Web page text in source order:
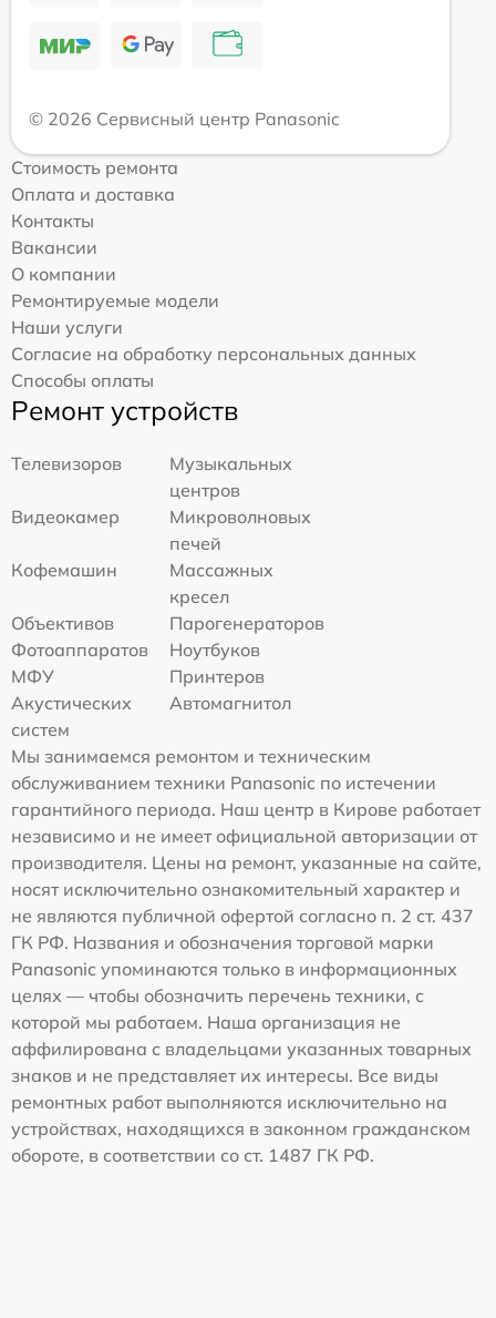
© 2026 Сервисный центр Panasonic
Стоимость ремонта
Оплата и доставка
Контакты
Вакансии
О компании
Ремонтируемые модели
Наши услуги
Согласие на обработку персональных данных
Способы оплаты
Ремонт устройств
Телевизоров
Музыкальных
центров
Видеокамер
Микроволновых
печей
Кофемашин
Массажных
кресел
Объективов
Парогенераторов
Фотоаппаратов
Ноутбуков
МФУ
Принтеров
Акустических
систем
Автомагнитол
Мы занимаемся ремонтом и техническим
обслуживанием техники Panasonic по истечении
гарантийного периода. Наш центр в Кирове работает
независимо и не имеет официальной авторизации от
производителя. Цены на ремонт, указанные на сайте,
носят исключительно ознакомительный характер и
не являются публичной офертой согласно п. 2 ст. 437
ГК РФ. Названия и обозначения торговой марки
Panasonic упоминаются только в информационных
целях — чтобы обозначить перечень техники, с
которой мы работаем. Наша организация не
аффилирована с владельцами указанных товарных
знаков и не представляет их интересы. Все виды
ремонтных работ выполняются исключительно на
устройствах, находящихся в законном гражданском
обороте, в соответствии со ст. 1487 ГК РФ.